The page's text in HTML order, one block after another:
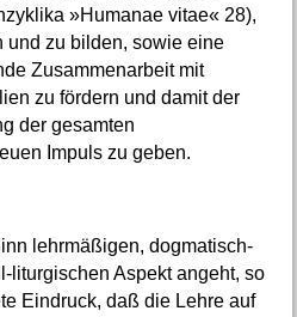
»Humanae vitae« 28),
und zu bilden, sowie eine
Zusammenarbeit mit
zu fördern und damit der
der gesamten
Impuls zu geben.
lehrmäßigen, dogmatisch-
liturgischen Aspekt angeht, so
Eindruck, daß die Lehre auf